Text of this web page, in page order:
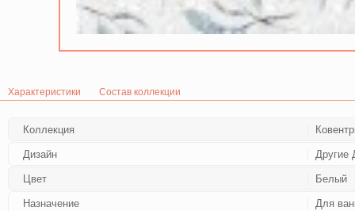
Характеристики Состав коллекции
Коллекция
Дизайн Другие
Цвет Белый
Назначение Для